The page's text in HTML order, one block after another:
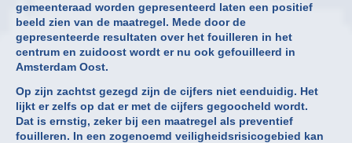
gemeenteraad worden gepresenteerd laten een positief
beeld zien van de maatregel. Mede door de
gepresenteerde resultaten over het fouilleren in het
centrum en zuidoost wordt er nu ook gefouilleerd in
Amsterdam Oost.
Op zijn zachtst gezegd zijn de cijfers niet eenduidig. Het
lijkt er zelfs op dat er met de cijfers gegoocheld wordt.
Dat is ernstig, zeker bij een maatregel als preventief
fouilleren. In een zogenoemd veiligheidsrisicogebied kan